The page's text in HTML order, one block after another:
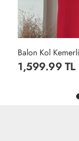
2,299.99 TL